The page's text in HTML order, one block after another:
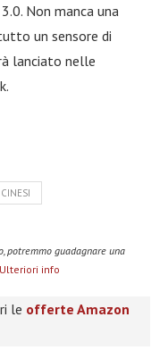
Non manca una
un sensore di
lanciato nelle
potremmo guadagnare una
Ulteriori info
le offerte Amazon